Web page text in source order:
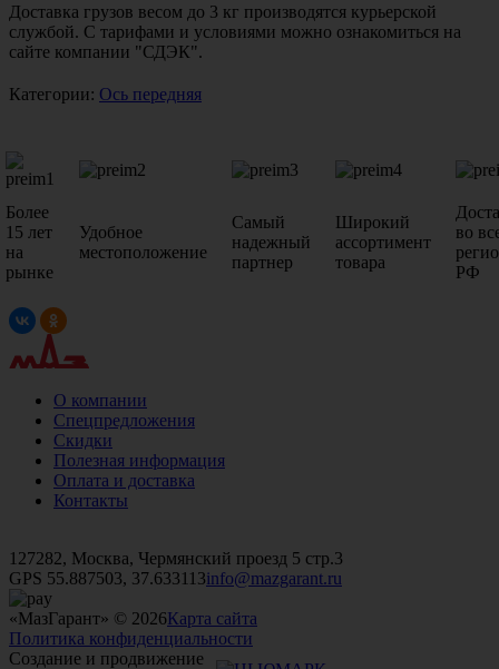
Доставка грузов весом до 3 кг производятся курьерской
службой. С тарифами и условиями можно ознакомиться на
сайте компании "СДЭК".
Категории: Ось передняя
Более
15 лет
на
рынке
Удобное
местоположение
Самый
надежный
партнер
Широкий
ассортимент
товара
во
РФ
О компании
Спецпредложения
Скидки
Полезная информация
Оплата и доставка
Контакты
127282, Москва, Чермянский проезд 5 стр.3
GPS 55.887503, 37.633113info@mazgarant.ru
«МазГарант» © 2026Карта сайта
Политика конфиденциальности
Создание и продвижение